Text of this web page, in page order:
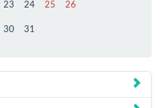
23 24 25 26
30 31